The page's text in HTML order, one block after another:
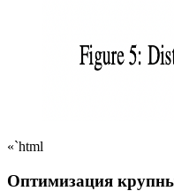
«`html
Оптимизация